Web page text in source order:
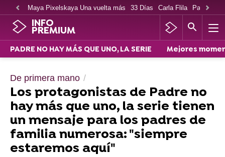
Maya Pixelskaya Una vuelta más 33 Días Carla Flila Paco
INFO
PREMIUM
PADRE NO HAY MÁS QUE UNO, LA SERIE Mejores
De primera mano
Los protagonistas de Padre no
hay más que uno, la serie tienen
un mensaje para los padres de
familia numerosa: "siempre
estaremos aquí"